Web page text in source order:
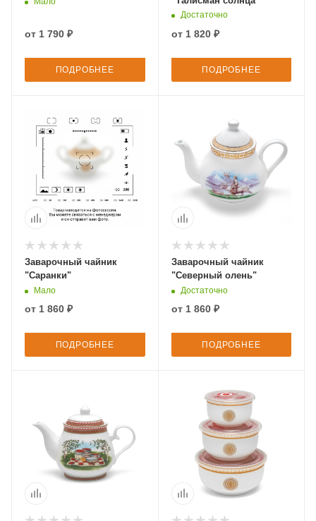
от 1 790 ₽
ПОДРОБНЕЕ
Достаточно
от 1 820 ₽
ПОДРОБНЕЕ
Заварочный чайник
"Саранки"
Мало
от 1 860 ₽
ПОДРОБНЕЕ
Заварочный чайник
"Северный олень"
Достаточно
от 1 860 ₽
ПОДРОБНЕЕ